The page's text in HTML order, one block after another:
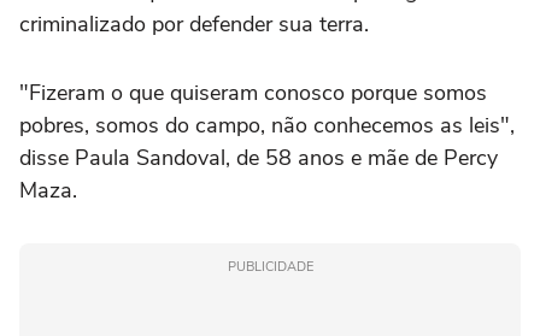
criminalizado por defender sua terra.
"Fizeram o que quiseram conosco porque somos
pobres, somos do campo, não conhecemos as leis",
disse Paula Sandoval, de 58 anos e mãe de Percy
Maza.
PUBLICIDADE